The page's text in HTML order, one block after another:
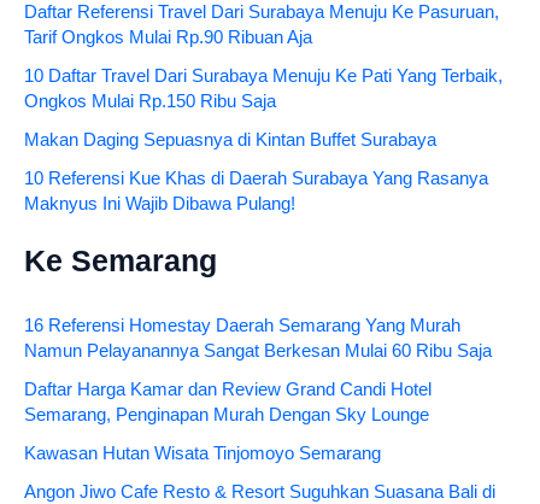
Daftar Referensi Travel Dari Surabaya Menuju Ke Pasuruan,
Tarif Ongkos Mulai Rp.90 Ribuan Aja
10 Daftar Travel Dari Surabaya Menuju Ke Pati Yang Terbaik,
Ongkos Mulai Rp.150 Ribu Saja
Makan Daging Sepuasnya di Kintan Buffet Surabaya
10 Referensi Kue Khas di Daerah Surabaya Yang Rasanya
Maknyus Ini Wajib Dibawa Pulang!
Ke Semarang
16 Referensi Homestay Daerah Semarang Yang Murah
Namun Pelayanannya Sangat Berkesan Mulai 60 Ribu Saja
Daftar Harga Kamar dan Review Grand Candi Hotel
Semarang, Penginapan Murah Dengan Sky Lounge
Kawasan Hutan Wisata Tinjomoyo Semarang
Angon Jiwo Cafe Resto & Resort Suguhkan Suasana Bali di